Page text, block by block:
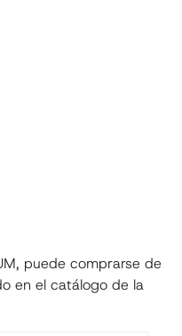
puede comprarse de
en el catálogo de la